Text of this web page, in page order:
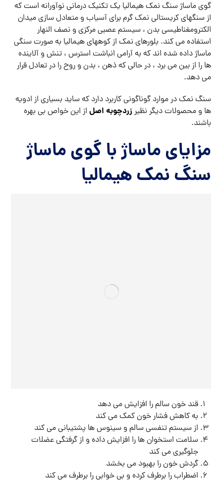
گوی ماساژ سنگ نمک هیمالیا یک تکنیک درمانی نوآورانه است که
از سنگهای کریستالی نمک گرم برای آسیاب و متعادل سازی میدان
الکترومغناطیسی بدن ، سیستم عصبی مرکزی و نصف النهار
استفاده می کند. بلورهای نمک از کوههای هیمالیا به صورت سنگی
ماساژ داده شده اند که به آرامی انباشت استرس ، تنش و آلاینده
ها را از بین می برد ، در حالی که ذهن ، بدن و روح را در تعادل قرار
می دهد.
سنگ نمک در موارد گوناگونی کاربرد دارد که ساید بسیاری از ادویه
ها و محصولات دیگر نظیر زردچوبه اصل از این خواص بی بهره
باشند.
مزایای ماساژ با گوی ماساژ
سنگ نمک هیمالیا
قند خون سالم را افزایش می دهد
به کاهش فشار خون کمک می کند
از سیستم تنفسی سالم و سینوس ها پشتیبانی می کند
سلامت استخوان ها را افزایش داده و از گرفتگی عضلات
جلوگیری می کند
گردش خون را بهبود می بخشد
اضطراب را برطرف کرده و بی خوابی را برطرف می کند